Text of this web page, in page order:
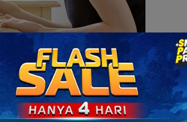
psychologytoday.com)
perilaku yang kurang baik.
setelah melakukan kesalahan itu,